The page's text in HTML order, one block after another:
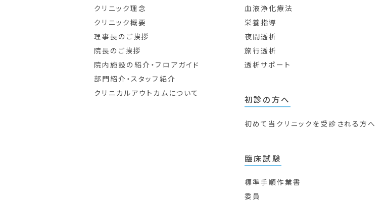
クリニック理念
クリニック概要
理事長のご挨拶
院長のご挨拶
院内施設の紹介・フロアガイド
部門紹介・スタッフ紹介
クリニカルアウトカムについて
血液浄化療法
栄養指導
夜間透析
旅行透析
透析サポート
初診の方へ
初めて当クリニックを 受診される方へ
臨床試験
標準手順作業書
委員